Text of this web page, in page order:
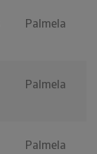
Palmela
Palmela
Palmela